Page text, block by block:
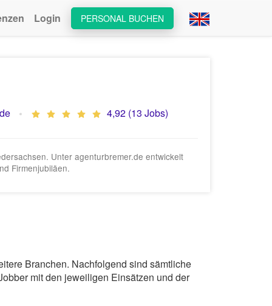
PERSONAL BUCHEN
Login
4,92 (13 Jobs)
Unter agenturbremer.de entwickelt
Firmenjubiläen.
Branchen. Nachfolgend sind sämtliche
mit den jeweiligen Einsätzen und der